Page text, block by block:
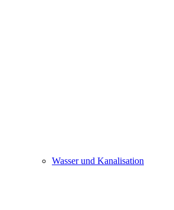
Wasser und Kanalisation